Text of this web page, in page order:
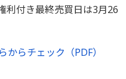
利付き最終売買日は3月26
らチェック（PDF）